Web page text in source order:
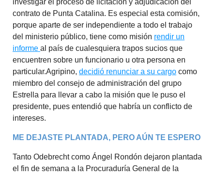
contrato de Punta Catalina. Es especial esta comisión,
porque aparte de ser independiente a todo el trabajo
del ministerio público, tiene como misión rendir un
informe al país de cualesquiera trapos sucios que
encuentren sobre un funcionario u otra persona en
particular.Agripino, decidió renunciar a su cargo como
miembro del consejo de administración del grupo
Estrella para llevar a cabo la misión que le puso el
presidente, pues entendió que habría un conflicto de
intereses.
ME DEJASTE PLANTADA, PERO AÚN TE ESPERO
Tanto Odebrecht como Ángel Rondón dejaron plantada
el fin de semana a la Procuraduría General de la